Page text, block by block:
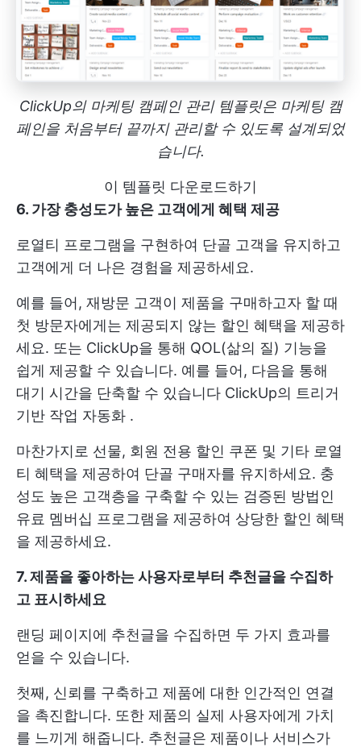
ClickUp의 마케팅 캠페인 관리 템플릿은 마케팅 캠
페인을 처음부터 끝까지 관리할 수 있도록 설계되었
습니다.
이 템플릿 다운로드하기
6. 가장 충성도가 높은 고객에게 혜택 제공
로열티 프로그램을 구현하여 단골 고객을 유지하고
고객에게 더 나은 경험을 제공하세요.
예를 들어, 재방문 고객이 제품을 구매하고자 할 때
첫 방문자에게는 제공되지 않는 할인 혜택을 제공하
세요. 또는 ClickUp을 통해 QOL(삶의 질) 기능을
쉽게 제공할 수 있습니다. 예를 들어, 다음을 통해
대기 시간을 단축할 수 있습니다 ClickUp의 트리거
기반 작업 자동화 .
마찬가지로 선물, 회원 전용 할인 쿠폰 및 기타 로열
티 혜택을 제공하여 단골 구매자를 유지하세요. 충
성도 높은 고객층을 구축할 수 있는 검증된 방법인
유료 멤버십 프로그램을 제공하여 상당한 할인 혜택
을 제공하세요.
7. 제품을 좋아하는 사용자로부터 추천글을 수집하
고 표시하세요
랜딩 페이지에 추천글을 수집하면 두 가지 효과를
얻을 수 있습니다.
첫째, 신뢰를 구축하고 제품에 대한 인간적인 연결
을 촉진합니다. 또한 제품의 실제 사용자에게 가치
를 느끼게 해줍니다. 추천글은 제품이나 서비스가